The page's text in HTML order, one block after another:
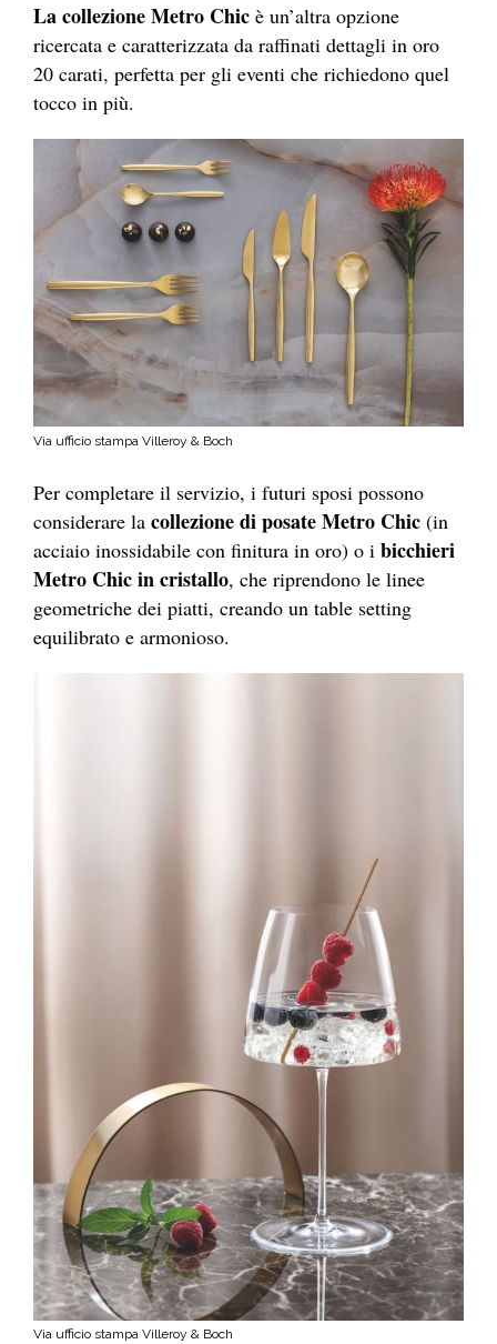
La collezione Metro Chic è un’altra opzione
ricercata e caratterizzata da raffinati dettagli in oro
20 carati, perfetta per gli eventi che richiedono quel
tocco in più.
Via ufficio stampa Villeroy & Boch
Per completare il servizio, i futuri sposi possono
considerare la collezione di posate Metro Chic (in
acciaio inossidabile con finitura in oro) o i bicchieri
Metro Chic in cristallo, che riprendono le linee
geometriche dei piatti, creando un table setting
equilibrato e armonioso.
Via ufficio stampa Villeroy & Boch